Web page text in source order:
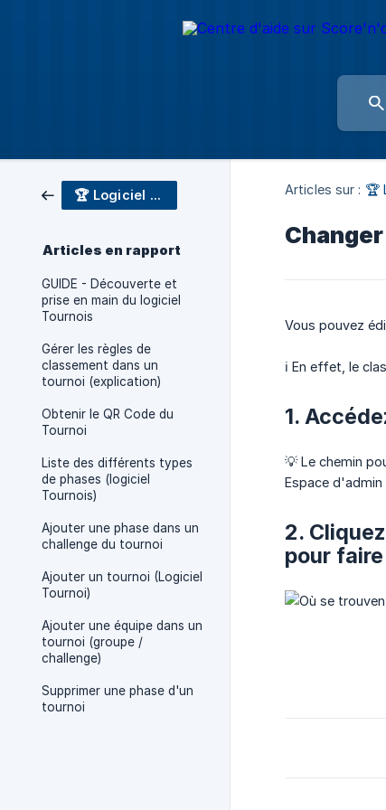
🏆 Logiciel Tournois
Articles en rapport
GUIDE - Découverte et
prise en main du logiciel
Tournois
Gérer les règles de
classement dans un
tournoi (explication)
Obtenir le QR Code du
Tournoi
Liste des différents types
de phases (logiciel
Tournois)
Ajouter une phase dans un
challenge du tournoi
Ajouter un tournoi (Logiciel
Tournoi)
Ajouter une équipe dans un
tournoi (groupe /
challenge)
Supprimer une phase d'un
tournoi
Articles sur : 🏆
Vous pouvez
ℹ️ En effet, le
1.
💡 Le chemin
Espace
2.
pour